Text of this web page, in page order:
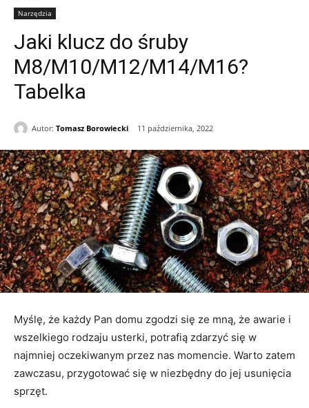
Narzędzia
Jaki klucz do śruby
M8/M10/M12/M14/M16?
Tabelka
Autor: Tomasz Borowiecki 11 października, 2022
Myślę, że każdy Pan domu zgodzi się ze mną, że awarie i
wszelkiego rodzaju usterki, potrafią zdarzyć się w
najmniej oczekiwanym przez nas momencie. Warto zatem
zawczasu, przygotować się w niezbędny do jej usunięcia
sprzęt.